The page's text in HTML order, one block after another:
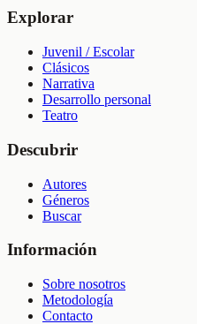
Explorar
Juvenil / Escolar
Clásicos
Narrativa
Desarrollo personal
Teatro
Descubrir
Autores
Géneros
Buscar
Información
Sobre nosotros
Metodología
Contacto